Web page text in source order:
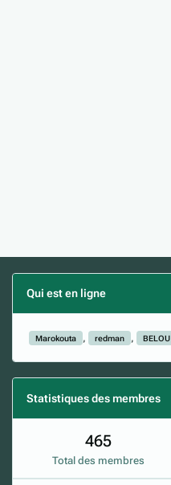
Qui est en ligne
Marokouta redman BELOU
Statistiques des membres
465
Total des membres